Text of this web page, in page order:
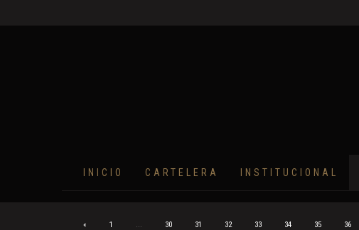
INICIO CARTELERA INSTITUCIONAL
« 1 ... 30 31 32 33 34 35 36